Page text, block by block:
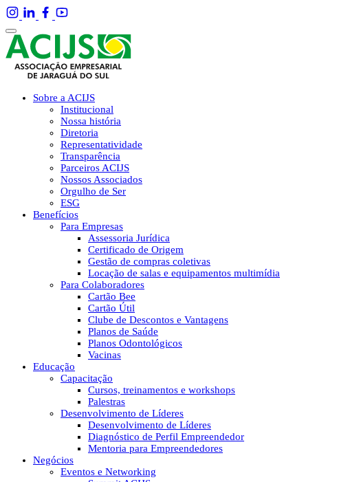
Sobre a ACIJS
Institucional
Nossa história
Diretoria
Representatividade
Transparência
Parceiros ACIJS
Nossos Associados
Orgulho de Ser
ESG
Benefícios
Para Empresas
Assessoria Jurídica
Certificado de Origem
Gestão de compras coletivas
Locação de salas e equipamentos multimídia
Para Colaboradores
Cartão Bee
Cartão Útil
Clube de Descontos e Vantagens
Planos de Saúde
Planos Odontológicos
Vacinas
Educação
Capacitação
Cursos, treinamentos e workshops
Palestras
Desenvolvimento de Líderes
Desenvolvimento de Líderes
Diagnóstico de Perfil Empreendedor
Mentoria para Empreendedores
Negócios
Eventos e Networking